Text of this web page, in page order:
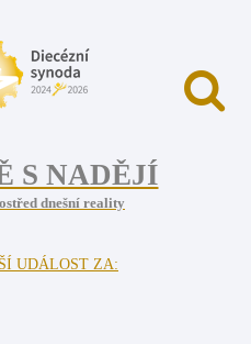
S NADĚJÍ
dnešní reality
UDÁLOST ZA: